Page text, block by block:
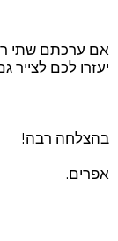
אם ערכתם שתי
יעזרו לכם
בהצלחה רבה!
אפרים.